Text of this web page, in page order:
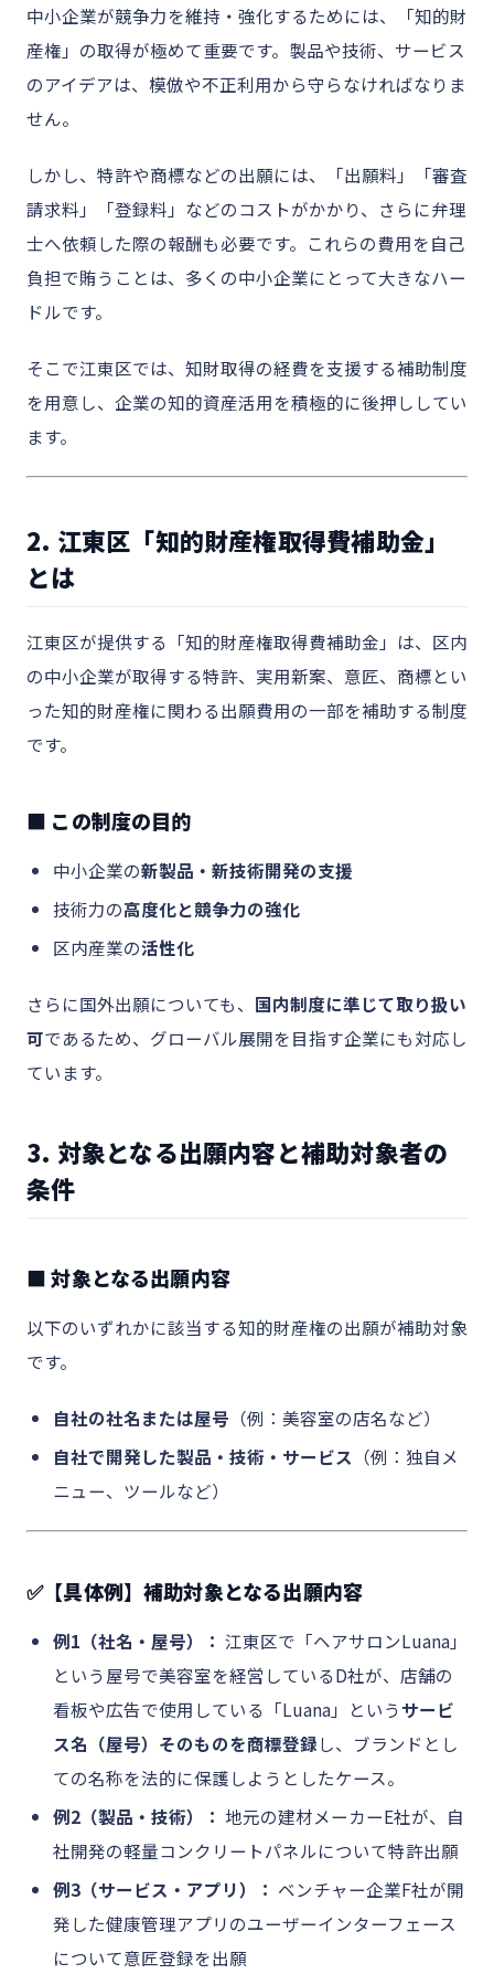
中小企業が競争力を維持・強化するためには、「知的財
産権」の取得が極めて重要です。製品や技術、サービス
のアイデアは、模倣や不正利用から守らなければなりま
せん。
しかし、特許や商標などの出願には、「出願料」「審査
請求料」「登録料」などのコストがかかり、さらに弁理
士へ依頼した際の報酬も必要です。これらの費用を自己
負担で賄うことは、多くの中小企業にとって大きなハー
ドルです。
そこで江東区では、知財取得の経費を支援する補助制度
を用意し、企業の知的資産活用を積極的に後押ししてい
ます。
2. 江東区「知的財産権取得費補助金」
とは
江東区が提供する「知的財産権取得費補助金」は、区内
の中小企業が取得する特許、実用新案、意匠、商標とい
った知的財産権に関わる出願費用の一部を補助する制度
です。
■ この制度の目的
中小企業の新製品・新技術開発の支援
技術力の高度化と競争力の強化
区内産業の活性化
さらに国外出願についても、 国内制度に準じて取り扱い
可であるため、グローバル展開を目指す企業にも対応し
ています。
3. 対象となる出願内容と補助対象者の
条件
■ 対象となる出願内容
以下のいずれかに該当する知的財産権の出願が補助対象
です。
自社の社名または屋号 （例：美容室の店名など）
自社で開発した製品・技術・サービス （例：独自メ
ニュー、ツールなど）
✅【具体例】補助対象となる出願内容
例1（社名・屋号）： 江東区で「ヘアサロンLuana」
という屋号で美容室を経営しているD社が、店舗の
看板や広告で使用している「Luana」というサービ
ス名（屋号）そのものを商標登録し、ブランドとし
ての名称を法的に保護しようとしたケース。
例2（製品・技術）： 地元の建材メーカーE社が、自
社開発の軽量コンクリートパネルについて特許出願
例3（サービス・アプリ）： ベンチャー企業F社が開
発した健康管理アプリのユーザーインターフェース
について意匠登録を出願